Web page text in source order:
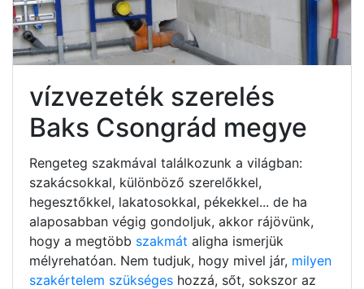
vízvezeték szerelés
Baks Csongrád megye
Rengeteg szakmával találkozunk a világban:
szakácsokkal, különböző szerelőkkel,
hegesztőkkel, lakatosokkal, pékekkel... de ha
alaposabban végig gondoljuk, akkor rájövünk,
hogy a megtöbb szakmát aligha ismerjük
mélyrehatóan. Nem tudjuk, hogy mivel jár, milyen
szakértelem szükséges hozzá, sőt, sokszor az